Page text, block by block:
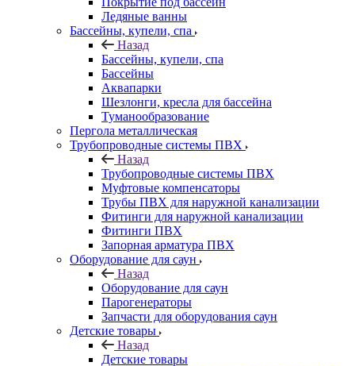
Ледяные ванны
Бассейны, купели, спа
Назад
Бассейны, купели, спа
Бассейны
Аквапарки
Шезлонги, кресла для бассейна
Туманообразование
Пергола металлическая
Трубопроводные системы ПВХ
Назад
Трубопроводные системы ПВХ
Муфтовые компенсаторы
Трубы ПВХ для наружной канализации
Фитинги для наружной канализации
Фитинги ПВХ
Запорная арматура ПВХ
Оборудование для саун
Назад
Оборудование для саун
Парогенераторы
Запчасти для оборудования саун
Детские товары
Назад
Детские товары